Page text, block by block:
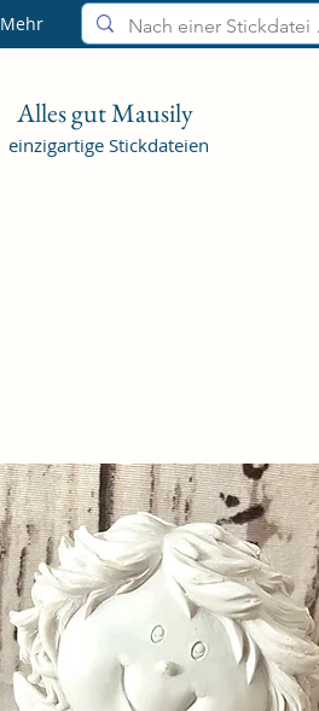
Alles gut Mausily
einzigartige Stickdateien
Mehr